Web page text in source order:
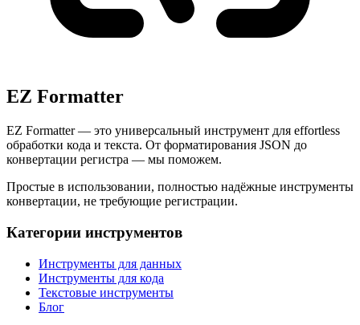
EZ Formatter
EZ Formatter — это универсальный инструмент для effortless
обработки кода и текста. От форматирования JSON до
конвертации регистра — мы поможем.
Простые в использовании, полностью надёжные инструменты
конвертации, не требующие регистрации.
Категории инструментов
Инструменты для данных
Инструменты для кода
Текстовые инструменты
Блог